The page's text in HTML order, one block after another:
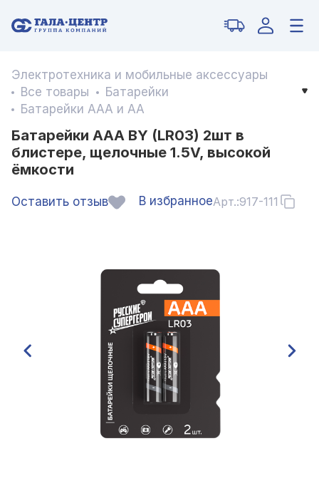
Электротехника и мобильные аксессуары
Все товары
Батарейки
Батарейки ААА и АА
Батарейки AAA BY (LR03) 2шт в
блистере, щелочные 1.5V, высокой
ёмкости
Оставить отзыв В избранноеАрт.:917-111